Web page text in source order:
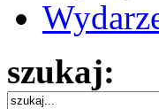
szukaj: